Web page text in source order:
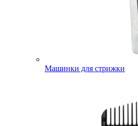
Машинки для стрижки